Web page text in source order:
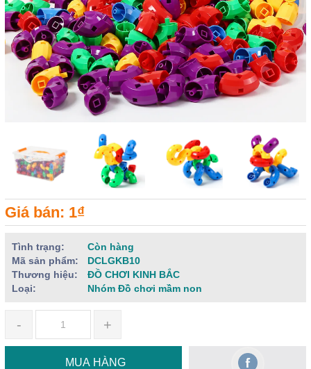
Giá bán: 1₫
Tình trạng:
Còn hàng
Mã sản phẩm:
DCLGKB10
Thương hiệu:
ĐỒ CHƠI KINH BẮC
Loại:
Nhóm Đồ chơi mầm non
- +
MUA HÀNG